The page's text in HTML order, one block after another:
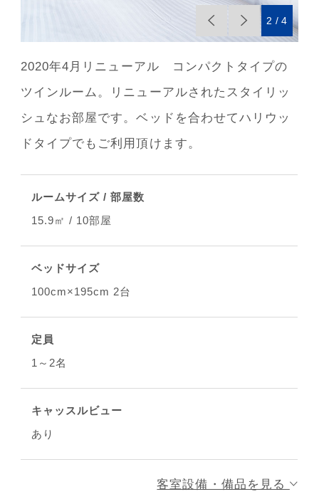
2 4
2020年4月リニューアル コンパクトタイプの
ツインルーム。リニューアルされたスタイリッ
シュなお部屋です。ベッドを合わせてハリウッ
ドタイプでもご利用頂けます。
ルームサイズ / 部屋数
15.9㎡ / 10部屋
ベッドサイズ
100cm×195cm 2台
定員
1～2名
キャッスルビュー
あり
客室設備・備品を見る